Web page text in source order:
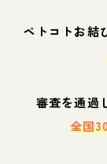
ペトコトお結
審査を通過
全国